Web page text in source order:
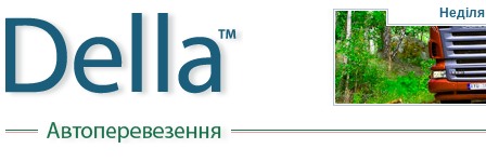
Неділя